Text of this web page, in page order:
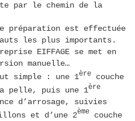
par le chemin de la
préparation est effectuée
les plus importants.
EIFFAGE se met en
manuelle…
simple : une 1ère couche
pelle, puis une 1ère
d’arrosage, suivies
et d’une 2ème couche